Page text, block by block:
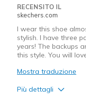
RECENSITO IL
skechers.com
I wear this shoe
stylish. I have three
years! The backups
this style. You will
Mostra traduzione
Più dettagli